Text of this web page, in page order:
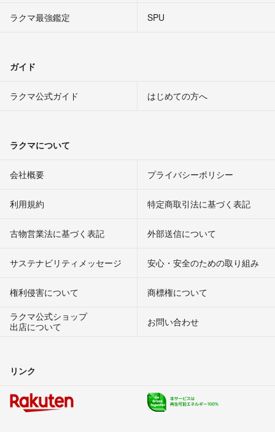
ラクマ最強鑑定
SPU
ガイド
ラクマ公式ガイド はじめての方へ
ラクマについて
会社概要 プライバシーポリシー
利用規約 特定商取引法に基づく表記
古物営業法に基づく表記 外部送信について
サステナビリティメッセージ 安心・安全のための取り組み
権利侵害について
商標権について
ラクマ公式ショップ
出店について
お問い合わせ
リンク